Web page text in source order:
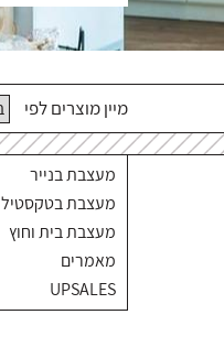
מיין מוצרים לפי
מעצבת בנייר
מעצבת בטקסטיל
מעצבת בית וחוץ
מאמרים
UPSALES